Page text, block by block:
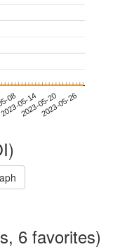
0805-14
2023-05-202023-05-26
6 favorites)